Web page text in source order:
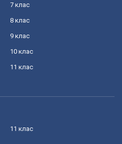
7 клас
8 клас
9 клас
10 клас
11 клас
11 клас